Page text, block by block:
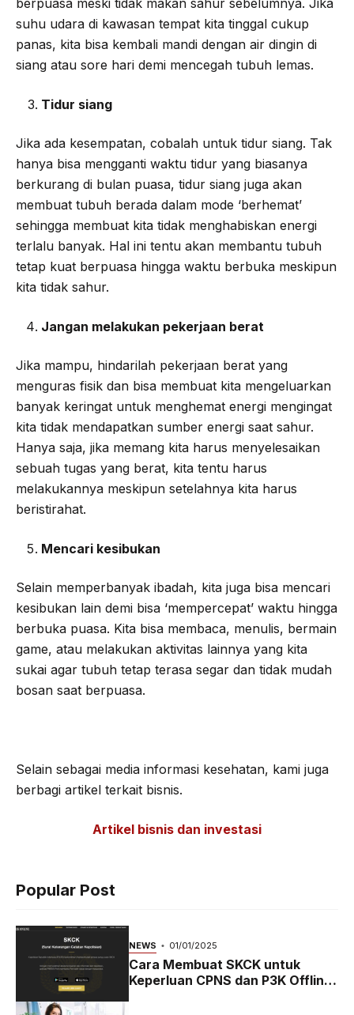
suhu udara di kawasan tempat kita tinggal cukup
panas, kita bisa kembali mandi dengan air dingin di
siang atau sore hari demi mencegah tubuh lemas.
Tidur siang
Jika ada kesempatan, cobalah untuk tidur siang. Tak
hanya bisa mengganti waktu tidur yang biasanya
berkurang di bulan puasa, tidur siang juga akan
membuat tubuh berada dalam mode ‘berhemat’
sehingga membuat kita tidak menghabiskan energi
terlalu banyak. Hal ini tentu akan membantu tubuh
tetap kuat berpuasa hingga waktu berbuka meskipun
kita tidak sahur.
Jangan melakukan pekerjaan berat
Jika mampu, hindarilah pekerjaan berat yang
menguras fisik dan bisa membuat kita mengeluarkan
banyak keringat untuk menghemat energi mengingat
kita tidak mendapatkan sumber energi saat sahur.
Hanya saja, jika memang kita harus menyelesaikan
sebuah tugas yang berat, kita tentu harus
melakukannya meskipun setelahnya kita harus
beristirahat.
Mencari kesibukan
Selain memperbanyak ibadah, kita juga bisa mencari
kesibukan lain demi bisa ‘mempercepat’ waktu hingga
berbuka puasa. Kita bisa membaca, menulis, bermain
game, atau melakukan aktivitas lainnya yang kita
sukai agar tubuh tetap terasa segar dan tidak mudah
bosan saat berpuasa.
Selain sebagai media informasi kesehatan, kami juga
berbagi artikel terkait bisnis.
Artikel bisnis dan investasi
Popular Post
NEWS 01/01/2025
Cara Membuat SKCK untuk
Keperluan CPNS dan P3K Offline